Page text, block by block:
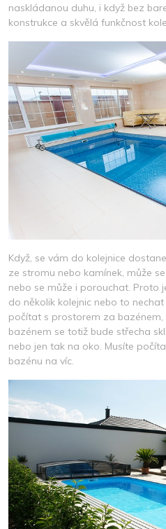
naskládanou duhu, i když bez
konstrukce a skvělá funkčnost
Když, se vám do kolejnice
ze stromu nebo kamínek, může
nebo se může i porouchat. Proto
do několik kolejnic nebo to
počítat s prostorem za
bazénem se totiž bude střecha
nebo jen tak na oko. Musíte
bazénu na víc.